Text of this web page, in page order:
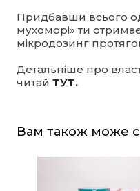
Придбавши всього
мухоморі» ти
мікродозинг
Детальніше про
читай ТУТ.
Вам також може